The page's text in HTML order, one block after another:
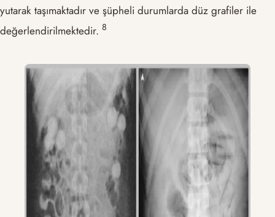
yutarak taşımaktadır ve şüpheli durumlarda düz grafiler ile
değerlendirilmektedir. ​8​